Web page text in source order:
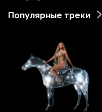
Популярные треки